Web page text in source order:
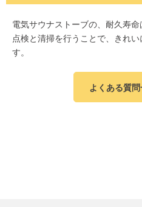
電気サウナストーブの、耐久寿
点検と清掃を行うことで、きれ
す。
よくある質